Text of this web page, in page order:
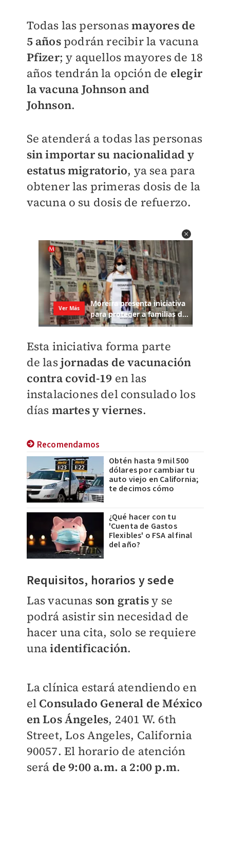
Todas las personasmayores de
5 años podrán recibir la vacuna
Pfizer; y aquellos mayores de 18
años tendrán la opción de elegir
la vacuna Johnson and
Johnson.
Se atenderá a todas las personas
sin importar su nacionalidad y
estatus migratorio, ya sea para
obtener las primeras dosis de la
vacuna o su dosis de refuerzo.
Esta iniciativa forma parte
delasjornadas de vacunación
contra covid-19 en las
instalaciones del consulado los
días martes y viernes.
Recomendamos
Obtén hasta 9 mil 500
dólares por cambiar tu
auto viejo en California;
te decimos cómo
¿Qué hacer con tu
'Cuenta de Gastos
Flexibles' o FSA al final
del año?
Requisitos, horarios y sede
Las vacunas son gratisy se
podrá asistir sin necesidad de
hacer una cita, solo se requiere
unaidentificación.
La clínica estará atendiendo en
el Consulado General de México
en Los Ángeles, 2401 W. 6th
Street, Los Angeles, California
90057. El horario de atención
será de 9:00 a.m. a 2:00 p.m.